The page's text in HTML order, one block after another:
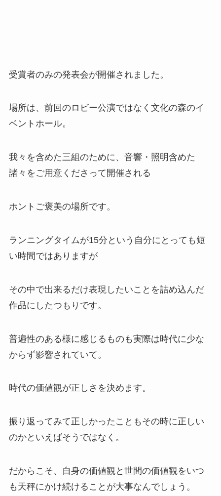
受賞者のみの発表会が開催されました。
場所は、前回のロビー公演ではなく文化の森のイ
ベントホール。
我々を含めた三組のために、音響・照明含めた
諸々をご用意くださって開催される
ホントご褒美の場所です。
ランニングタイムが15分という自分にとっても短
い時間ではありますが
その中で出来るだけ表現したいことを詰め込んだ
作品にしたつもりです。
普遍性のある様に感じるものも実際は時代に少な
からず影響されていて。
時代の価値観が正しさを決めます。
振り返ってみて正しかったこともその時に正しい
のかといえばそうではなく。
だからこそ、自身の価値観と世間の価値観をいつ
も天秤にかけ続けることが大事なんでしょう。